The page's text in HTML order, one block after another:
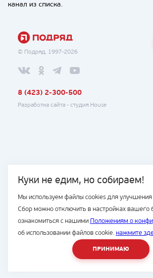
Куки не едим, но собираем!
Мы используем файлы cookies для улучшения
Сбор можно отключить в настройках вашего
ознакомиться с нашими Положениям о
об использовании файлов cookie. нажмите
ПРИНИМАЮ
канал из списка.
© Подряд, 1997-2026
8 (423) 2-300-500
Разработка сайта - студия House